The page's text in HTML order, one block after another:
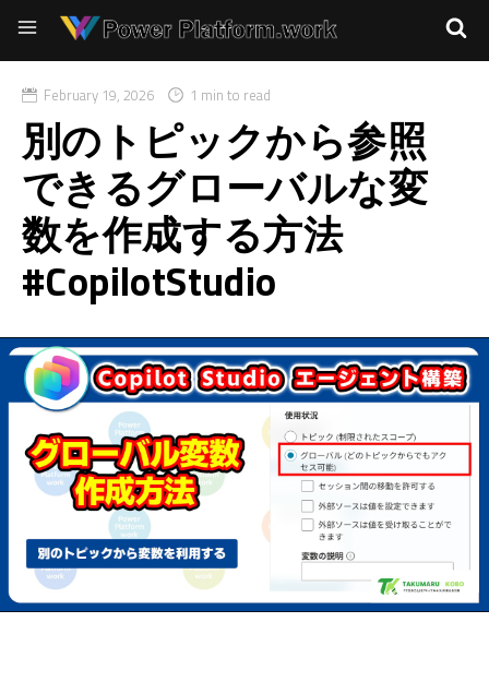
February 19, 2026 1 min to read
別のトピックから参照
できるグローバルな変
数を作成する方法
#CopilotStudio